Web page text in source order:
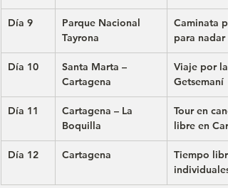
Día 9
Parque Nacional
Tayrona
Caminata
para
Día 10
Santa Marta –
Cartagena
Viaje por
Getsemaní
Día 11
Cartagena – La
Boquilla
Tour en
libre en
Día 12 Cartagena
Tiempo
individuales